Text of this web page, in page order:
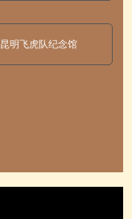
昆明飞虎队纪念馆